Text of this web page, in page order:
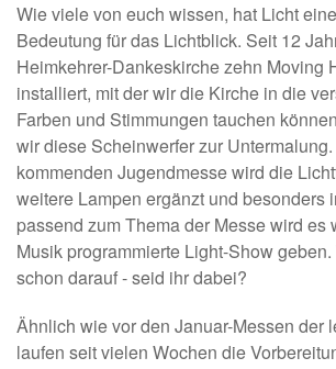
Wie viele von euch wissen, hat Licht
Bedeutung für das Lichtblick. Seit 12
Heimkehrer-Dankeskirche zehn Moving
installiert, mit der wir die Kirche in die
Farben und Stimmungen tauchen
wir diese Scheinwerfer zur
kommenden Jugendmesse wird die
weitere Lampen ergänzt und besonders
passend zum Thema der Messe wird es
Musik programmierte Light-Show
schon darauf - seid ihr dabei?
Ähnlich wie vor den Januar-Messen der
laufen seit vielen Wochen die